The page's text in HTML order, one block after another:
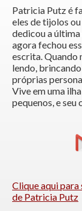
Patricia Putz é
eles de tijolos
dedicou a
agora fechou
escrita. Quando
lendo,
próprias
Vive em uma
pequenos, e seu
Clique aqui
de Patricia Putz